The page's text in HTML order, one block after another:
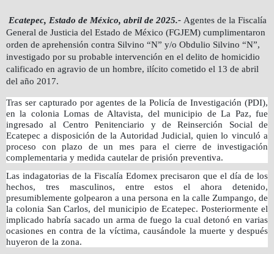
Ecatepec, Estado de México, abril de 2025.- Agentes de la Fiscalía
General de Justicia del Estado de México (FGJEM) cumplimentaron
orden de aprehensión contra Silvino “N” y/o Obdulio Silvino “N”,
investigado por su probable intervención en el delito de homicidio
calificado en agravio de un hombre, ilícito cometido el 13 de abril
del año 2017.
Tras ser capturado por agentes de la Policía de Investigación (PDI),
en la colonia Lomas de Altavista, del municipio de La Paz, fue
ingresado al Centro Penitenciario y de Reinserción Social de
Ecatepec a disposición de la Autoridad Judicial, quien lo vinculó a
proceso con plazo de un mes para el cierre de investigación
complementaria y medida cautelar de prisión preventiva.
Las indagatorias de la Fiscalía Edomex precisaron que el día de los
hechos, tres masculinos, entre estos el ahora detenido,
presumiblemente golpearon a una persona en la calle Zumpango, de
la colonia San Carlos, del municipio de Ecatepec. Posteriormente el
implicado habría sacado un arma de fuego la cual detonó en varias
ocasiones en contra de la víctima, causándole la muerte y después
huyeron de la zona.